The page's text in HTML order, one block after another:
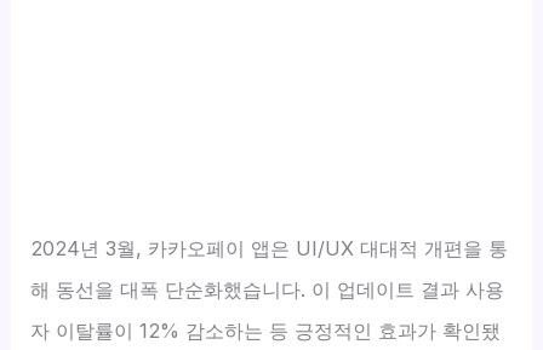
2024년 3월, 카카오페이 앱은 UI/UX 대대적 개편을 통
해 동선을 대폭 단순화했습니다. 이 업데이트 결과 사용
자 이탈률이 12% 감소하는 등 긍정적인 효과가 확인됐